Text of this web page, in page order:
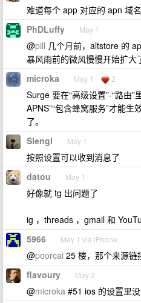
难道每个 app 对应的 apn 域
PhDLuffy May 1
@pill 几个月前，altstore 的
暴风雨前的微风慢慢开始扩大
microka May 1 2
Surge 要在“高级设置”-“路由”
APNS”“包含蜂窝服务”才能
了。
Slengl May 1
按照设置可以收到消息了
datou May 1
好像就 tg 出问题了
ig ，threads ，gmail 和
5966 May 1 via iPhone
@poorcai 25 楼，那个来源链
flavoury May 2
@microka #51 ios 的设置里